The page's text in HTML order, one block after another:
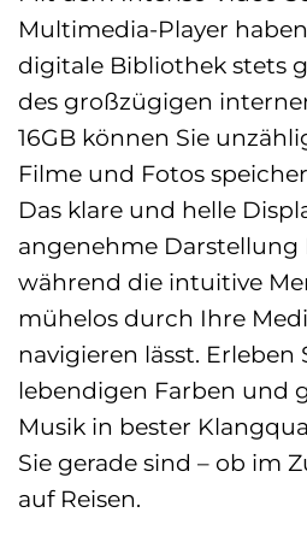
Multimedia-Player
digitale Bibliothek stets
des großzügigen
16GB können Sie
Filme und Fotos
Das klare und helle
angenehme Darstellung
während die intuitive
mühelos durch Ihre
navigieren lässt. Erleben
lebendigen Farben und
Musik in bester
Sie gerade sind – ob im
auf Reisen.